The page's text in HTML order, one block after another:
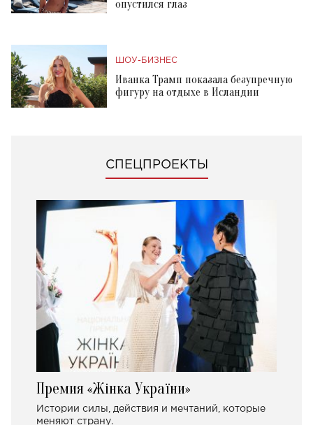
опустился глаз
ШОУ-БИЗНЕС
Иванка Трамп показала безупречную
фигуру на отдыхе в Исландии
СПЕЦПРОЕКТЫ
Премия «Жінка України»
Истории силы, действия и мечтаний, которые
меняют страну.